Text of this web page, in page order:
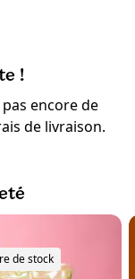
!
encore de
de livraison.
de stock